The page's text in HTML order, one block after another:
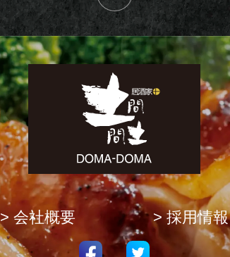
く
つ
ろ
ぎ
空
間
居
酒
家
土
間
土
間
> 会社概要 > 採用情報
Facebook Twitter